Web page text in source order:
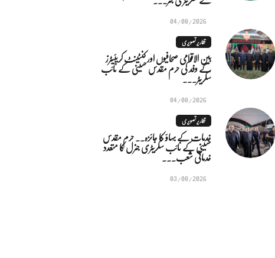
04/08/2026
تقاریر تصویری
بین الاقوامی صحافیوں اور کنٹینٹ کریئیٹرز
کے وفد کی حرم مقدس حسینی کے نائب
سکریٹر...
04/08/2026
تقاریر تصویری
خدمات کے بہاؤ کا جائزہ.. حرم مقدس
حسینی کے نائب سکریٹری جنرل کا متعدد
خدماتی شعب...
03/08/2026